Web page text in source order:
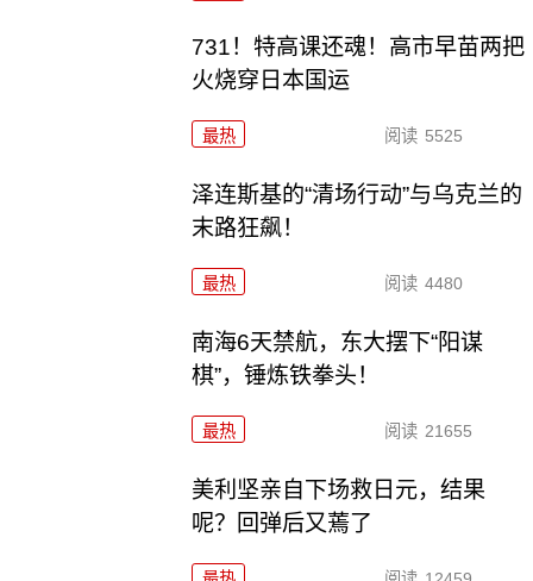
731！特高课还魂！高市早苗两把
火烧穿日本国运
最热 阅读 5525
泽连斯基的“清场行动”与乌克兰的
末路狂飙！
最热 阅读 4480
南海6天禁航，东大摆下“阳谋
棋”，锤炼铁拳头！
最热 阅读 21655
美利坚亲自下场救日元，结果
呢？回弹后又蔫了